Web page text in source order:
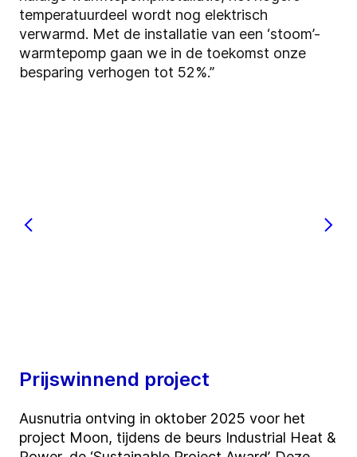
temperatuurdeel wordt nog elektrisch
verwarmd. Met de installatie van een ‘stoom’-
warmtepomp gaan we in de toekomst onze
besparing verhogen tot 52%.”
Prijswinnend project
Ausnutria ontving in oktober 2025 voor het
project Moon, tijdens de beurs Industrial Heat &